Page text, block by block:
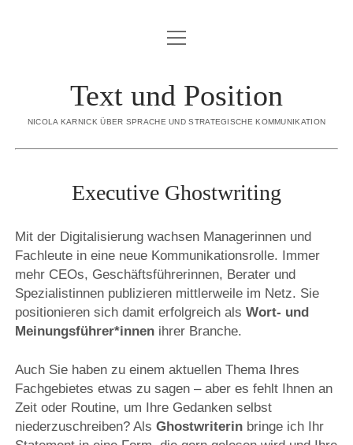
BLOG
Menü
öffnen
INTERNE REDAKTION
EXECUTIVE GHOSTWRITING
REDENSCHREIBEN
DIALOGBÜCHER
DATENSCHUTZERKLÄRUNG
IMPRESSUM
linkedinemail
Menü
öffnen
Text und Position
NICOLA KARNICK ÜBER SPRACHE UND STRATEGISCHE KOMMUNIKATION
Executive Ghostwriting
Mit der Digitalisierung wachsen Managerinnen und
Fachleute in eine neue Kommunikationsrolle. Immer
mehr CEOs, Geschäftsführerinnen, Berater und
Spezialistinnen publizieren mittlerweile im Netz. Sie
positionieren sich damit erfolgreich als Wort- und
Meinungsführer*innenihrer Branche.
Auch Sie haben zu einem aktuellen Thema Ihres
Fachgebietes etwas zu sagen – aber es fehlt Ihnen an
Zeit oder Routine, um Ihre Gedanken selbst
niederzuschreiben? Als Ghostwriterinbringe ich Ihr